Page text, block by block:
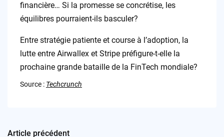
financière… Si la promesse se concrétise, les
équilibres pourraient-ils basculer?
Entre stratégie patiente et course à l’adoption, la
lutte entre Airwallex et Stripe préfigure-t-elle la
prochaine grande bataille de la FinTech mondiale?
Source : Techcrunch
Article précédent